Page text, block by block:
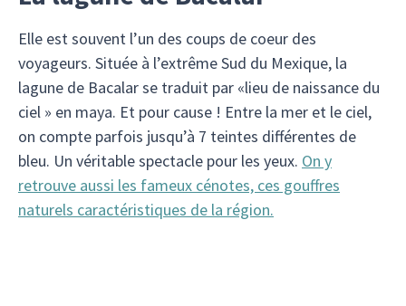
Elle est souvent l’un des coups de coeur des
voyageurs. Située à l’extrême Sud du Mexique, la
lagune de Bacalar se traduit par «lieu de naissance du
ciel » en maya. Et pour cause ! Entre la mer et le ciel,
on compte parfois jusqu’à 7 teintes différentes de
bleu. Un véritable spectacle pour les yeux. On y
retrouve aussi les fameux cénotes, ces gouffres
naturels caractéristiques de la région.